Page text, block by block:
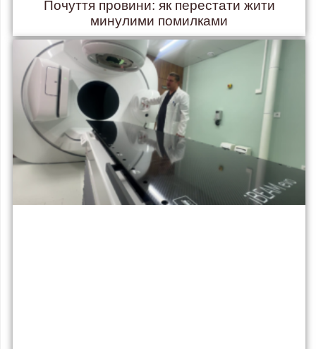
Почуття провини: як перестати жити
минулими помилками